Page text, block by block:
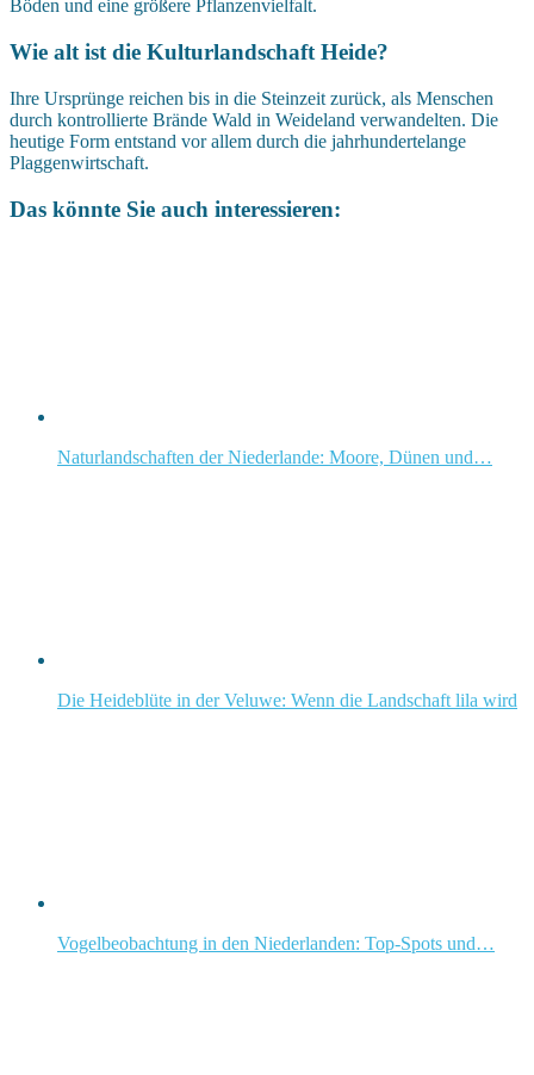
Böden und eine größere Pflanzenvielfalt.
Wie alt ist die Kulturlandschaft Heide?
Ihre Ursprünge reichen bis in die Steinzeit zurück, als Menschen
durch kontrollierte Brände Wald in Weideland verwandelten. Die
heutige Form entstand vor allem durch die jahrhundertelange
Plaggenwirtschaft.
Das könnte Sie auch interessieren:
Naturlandschaften der Niederlande: Moore, Dünen und…
Die Heideblüte in der Veluwe: Wenn die Landschaft lila wird
Vogelbeobachtung in den Niederlanden: Top-Spots und…